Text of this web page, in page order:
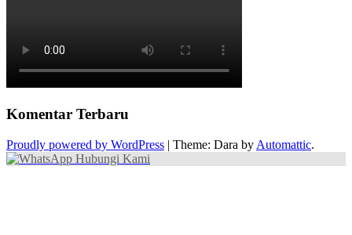
Komentar Terbaru
Proudly powered by WordPress | Theme: Dara by Automattic.
Hubungi Kami